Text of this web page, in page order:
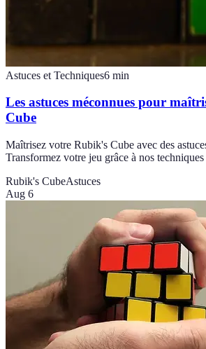
Astuces et Techniques6 min
Les astuces méconnues pour
Cube
Maîtrisez votre Rubik's Cube avec des
Transformez votre jeu grâce à nos
Rubik's CubeAstuces
Aug 6